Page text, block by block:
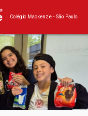
Colégio Mackenzie - São Paulo